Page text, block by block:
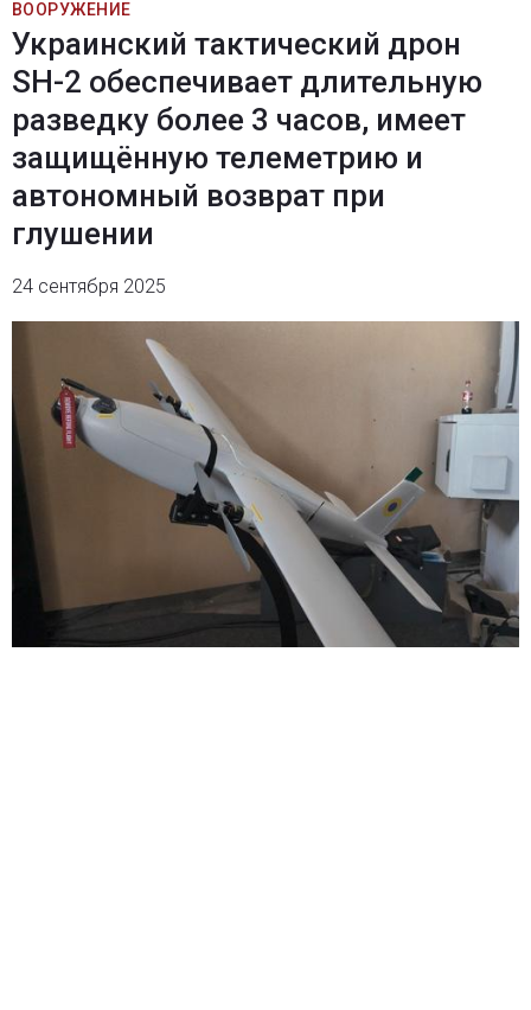
ВООРУЖЕНИЕ
Украинский тактический дрон
SH-2 обеспечивает длительную
разведку более 3 часов, имеет
защищённую телеметрию и
автономный возврат при
глушении
24 сентября 2025